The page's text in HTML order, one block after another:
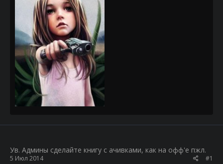
Ув. Админы сделайте книгу с ачивками, как на офф'е пжл.
5 Июл 2014 #1